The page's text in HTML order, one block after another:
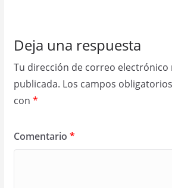
Deja una respuesta
Tu dirección de correo electrónico
publicada. Los campos
con *
Comentario *